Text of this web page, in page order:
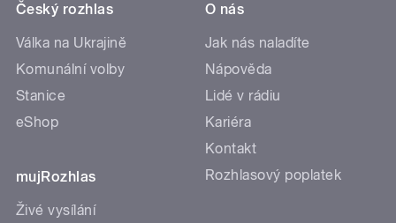
Český rozhlas
Válka na Ukrajině
Komunální volby
Stanice
eShop
mujRozhlas
Živé vysílání
O nás
Jak nás naladíte
Nápověda
Lidé v rádiu
Kariéra
Kontakt
Rozhlasový poplatek